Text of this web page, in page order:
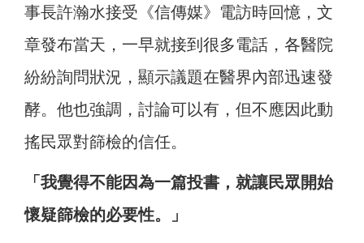
事長許瀚水接受《信傳媒》電訪時回憶，文
章發布當天，一早就接到很多電話，各醫院
紛紛詢問狀況，顯示議題在醫界內部迅速發
酵。他也強調，討論可以有，但不應因此動
搖民眾對篩檢的信任。
「我覺得不能因為一篇投書，就讓民眾開始
懷疑篩檢的必要性。」